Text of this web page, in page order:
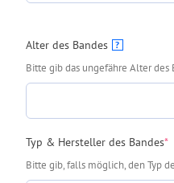
Alter des Bandes ?
Bitte gib das ungefähre Alter
Typ & Hersteller des Bandes*
Bitte gib, falls möglich, den Typ